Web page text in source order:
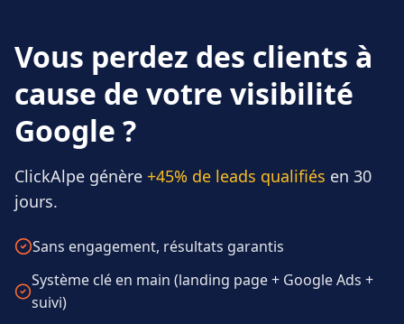
Vous perdez des clients à
cause de votre visibilité
Google ?
ClickAlpe génère +45% de leads qualifiés en 30
jours.
Sans engagement, résultats garantis
Système clé en main (landing page + Google Ads +
suivi)